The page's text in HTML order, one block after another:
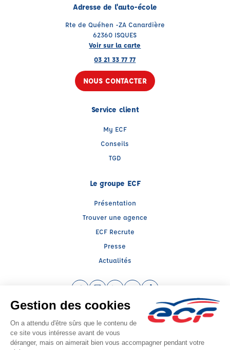
Adresse de l'auto-école
Rte de Quéhen -ZA Canardière
62360 ISQUES
Voir sur la carte
03 21 33 77 77
NOUS CONTACTER
Service client
My ECF
Conseils
TGD
Le groupe ECF
Présentation
Trouver une agence
ECF Recrute
Presse
Actualités
Instagram (nouvelle fenêtre)
LinkedIn (nouvelle fenêtre)
YouTube (nouvelle fenêtre)
TikTok (nouvelle
Raison sociale : CENTRE DE FORMATION TRANSPORT - Capital social: 200000€
SIREN: 323590786 - Numéro de TVA intracommunautaire: FR 56 323590786
Agrément n°E0306212110
Siège social : Rte de Quéhen -ZA Canardière , ISQUES (62360) - Représentant